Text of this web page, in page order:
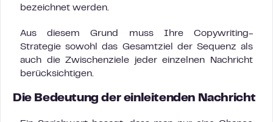
bezeichnet werden.
Aus diesem Grund muss Ihre Copywriting-
Strategie sowohl das Gesamtziel der Sequenz als
auch die Zwischenziele jeder einzelnen Nachricht
berücksichtigen.
Die Bedeutung der einleitenden Nachricht